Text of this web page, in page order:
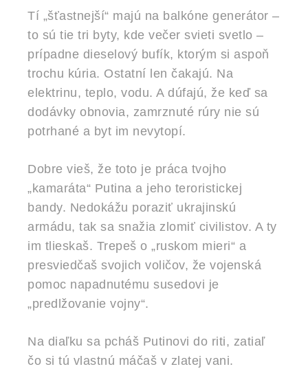
Tí „šťastnejší“ majú na balkóne generátor –
to sú tie tri byty, kde večer svieti svetlo –
prípadne dieselový bufík, ktorým si aspoň
trochu kúria. Ostatní len čakajú. Na
elektrinu, teplo, vodu. A dúfajú, že keď sa
dodávky obnovia, zamrznuté rúry nie sú
potrhané a byt im nevytopí.
Dobre vieš, že toto je práca tvojho
„kamaráta“ Putina a jeho teroristickej
bandy. Nedokážu poraziť ukrajinskú
armádu, tak sa snažia zlomiť civilistov. A ty
im tlieskaš. Trepeš o „ruskom mieri“ a
presviedčaš svojich voličov, že vojenská
pomoc napadnutému susedovi je
„predlžovanie vojny“.
Na diaľku sa pcháš Putinovi do riti, zatiaľ
čo si tú vlastnú máčaš v zlatej vani.